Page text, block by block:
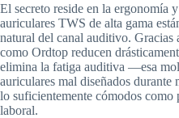
El secreto reside en la ergonomía
auriculares TWS de alta gama
natural del canal auditivo. Gracias
como Ordtop reducen
elimina la fatiga auditiva —esa
auriculares mal diseñados
lo suficientemente cómodos como
laboral.